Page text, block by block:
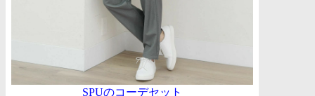
SPUのコーデセット